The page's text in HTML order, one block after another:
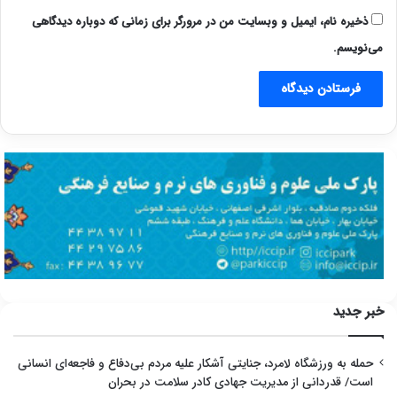
ذخیره نام، ایمیل و وبسایت من در مرورگر برای زمانی که دوباره دیدگاهی
می‌نویسم.
خبر جدید
حمله به ورزشگاه لامرد، جنایتی آشکار علیه مردم بی‌دفاع و فاجعه‌ای انسانی
است/ قدردانی از مدیریت جهادی کادر سلامت در بحران